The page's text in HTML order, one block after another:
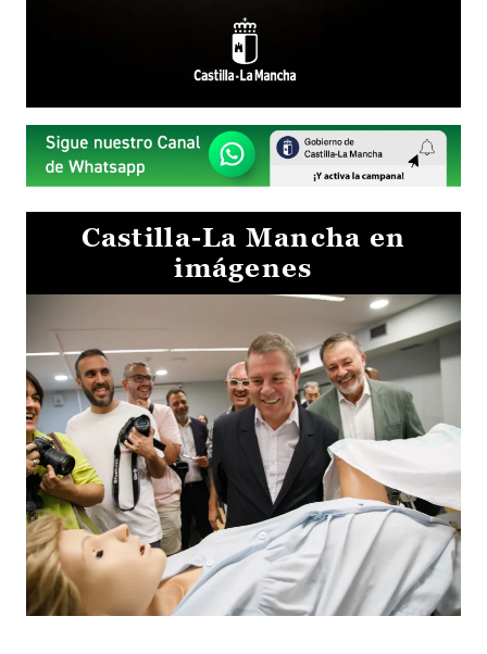
Castilla-La Mancha en
imágenes